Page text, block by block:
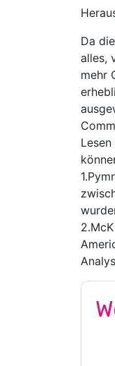
Da
alles,
mehr